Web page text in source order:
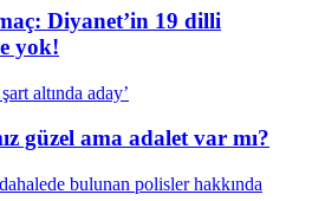
Diyanet’in 19 dilli
yok!
güzel ama adalet var mı?